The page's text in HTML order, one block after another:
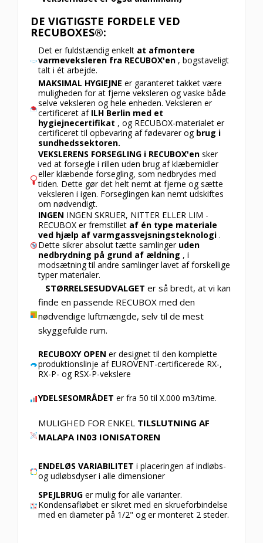
DE VIGTIGSTE FORDELE VED
RECUBOXES®:
Det er fuldstændig enkelt at afmontere
varmeveksleren fra RECUBOX'en , bogstaveligt
talt i ét arbejde.
MAKSIMAL HYGIEJNE er garanteret takket være
muligheden for at fjerne veksleren og vaske både
selve veksleren og hele enheden. Veksleren er
certificeret af ILH Berlin med et
hygiejnecertifikat , og RECUBOX-materialet er
certificeret til opbevaring af fødevarer og brug i
sundhedssektoren.
VEKSLERENS FORSEGLING i RECUBOX'en sker
ved at forsegle i rillen uden brug af klæbemidler
eller klæbende forsegling, som nedbrydes med
tiden. Dette gør det helt nemt at fjerne og sætte
veksleren i igen. Forseglingen kan nemt udskiftes
om nødvendigt.
INGEN INGEN SKRUER, NITTER ELLER LIM -
RECUBOX er fremstillet af én type materiale
ved hjælp af varmgassvejsningsteknologi .
Dette sikrer absolut tætte samlinger uden
nedbrydning på grund af ældning , i
modsætning til andre samlinger lavet af forskellige
typer materialer.
STØRRELSESUDVALGET er så bredt, at vi kan
finde en passende RECUBOX med den
nødvendige luftmængde, selv til de mest
skyggefulde rum.
RECUBOXY OPEN er designet til den komplette
produktionslinje af EUROVENT-certificerede RX-,
RX-P- og RSX-P-vekslere
YDELSESOMRÅDET er fra 50 til X.000 m3/time.
MULIGHED FOR ENKEL TILSLUTNING AF
MALAPA IN03 IONISATOREN
ENDELØS VARIABILITET i placeringen af indløbs-
og udløbsdyser i alle dimensioner
SPEJLBRUG er mulig for alle varianter.
Kondensafløbet er sikret med en skrueforbindelse
med en diameter på 1/2" og er monteret 2 steder.